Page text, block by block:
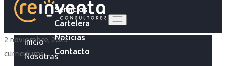
Servicios
Cartelera
Noticias
Contacto
Inicio
Nosotras
2 noviembre, 2025
curriculums